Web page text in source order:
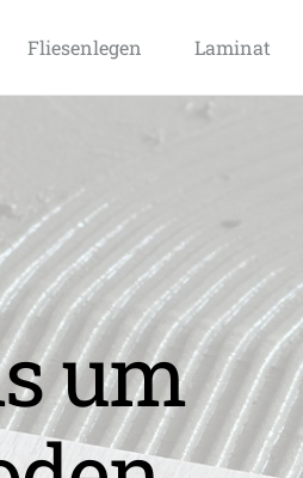
Fliesenlegen Laminat
um